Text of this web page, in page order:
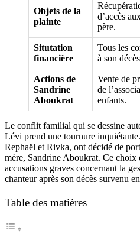
Objets de la
plainte
d’accès
père.
Situtation
financière
Tous les
à son
Actions de
Sandrine
Aboukrat
Vente de
de
enfants.
Le conflit familial qui se dessine
Lévi prend une tournure
Rephaël et Rivka, ont décidé de
mère, Sandrine Aboukrat. Ce choix
accusations graves concernant la
chanteur après son décès survenu
Table des matières